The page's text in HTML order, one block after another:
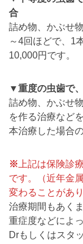
合
詰め物、かぶせ
～4回ほどで、1
10,000円です。
▼重度の虫歯で
詰め物、かぶせ
を作る治療など
本治療した場合
※ 上記は保険診
です。（近年金
変わることがあり
治療期間もあく
重症度などによ
Drもしくはスタ